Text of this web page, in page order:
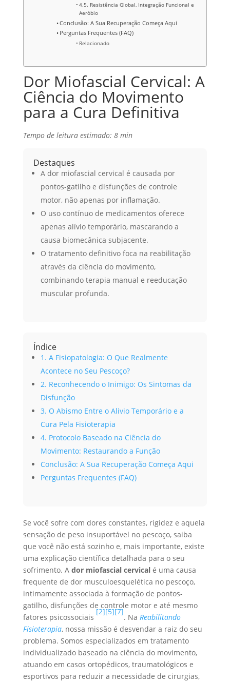
4.5. Resistência Global, Integração Funcional e
Aeróbio
Conclusão: A Sua Recuperação Começa Aqui
Perguntas Frequentes (FAQ)
Relacionado
Dor Miofascial Cervical: A
Ciência do Movimento
para a Cura Definitiva
Tempo de leitura estimado: 8 min
Destaques
A dor miofascial cervical é causada por
pontos-gatilho e disfunções de controle
motor, não apenas por inflamação.
O uso contínuo de medicamentos oferece
apenas alívio temporário, mascarando a
causa biomecânica subjacente.
O tratamento definitivo foca na reabilitação
através da ciência do movimento,
combinando terapia manual e reeducação
muscular profunda.
Índice
1. A Fisiopatologia: O Que Realmente
Acontece no Seu Pescoço?
2. Reconhecendo o Inimigo: Os Sintomas da
Disfunção
3. O Abismo Entre o Alivio Temporário e a
Cura Pela Fisioterapia
4. Protocolo Baseado na Ciência do
Movimento: Restaurando a Função
Conclusão: A Sua Recuperação Começa Aqui
Perguntas Frequentes (FAQ)
Se você sofre com dores constantes, rigidez e aquela
sensação de peso insuportável no pescoço, saiba
que você não está sozinho e, mais importante, existe
uma explicação científica detalhada para o seu
sofrimento. A dor miofascial cervicalé uma causa
frequente de dor musculoesquelética no pescoço,
intimamente associada à formação de pontos-
gatilho, disfunções de controle motor e até mesmo
fatores psicossociais
[2][5][7]
. Na Reabilitando
Fisioterapia, nossa missão é desvendar a raiz do seu
problema. Somos especializados em tratamento
individualizado baseado na ciência do movimento,
atuando em casos ortopédicos, traumatológicos e
esportivos para reduzir a necessidade de cirurgias,